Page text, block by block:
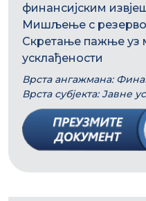
финансијским
Мишљење с
Скретање пажње
усклађености
Врста ангажмана:
Врста субјекта: Јавне